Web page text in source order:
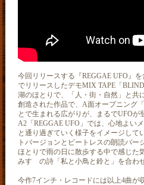
今回リリースする『REGGAE UFO』
でリリースしたデモMIX TAPE「
湖のほとりで、「人・街・自然」と共
創造された作品で、A面オープニング
とで生まれる広がりが、まるでUFOが
A2「REGGAE UFO」では、心地よい
と通り過ぎていく様子をイメージして
トバージョンとビートレスの朗読バ
ほとりで雨の日に散歩する中で感じた
みすゞの詩「私と小鳥と鈴と」を合わ
今作7インチ・レコードには以上4曲が